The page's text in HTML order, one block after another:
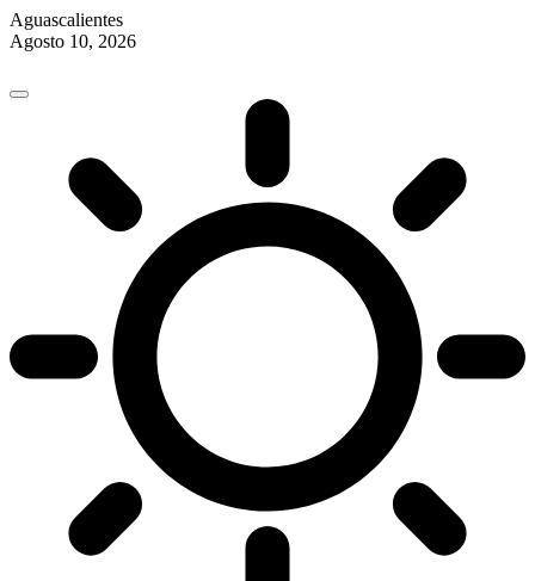
Aguascalientes
Agosto 10, 2026
content